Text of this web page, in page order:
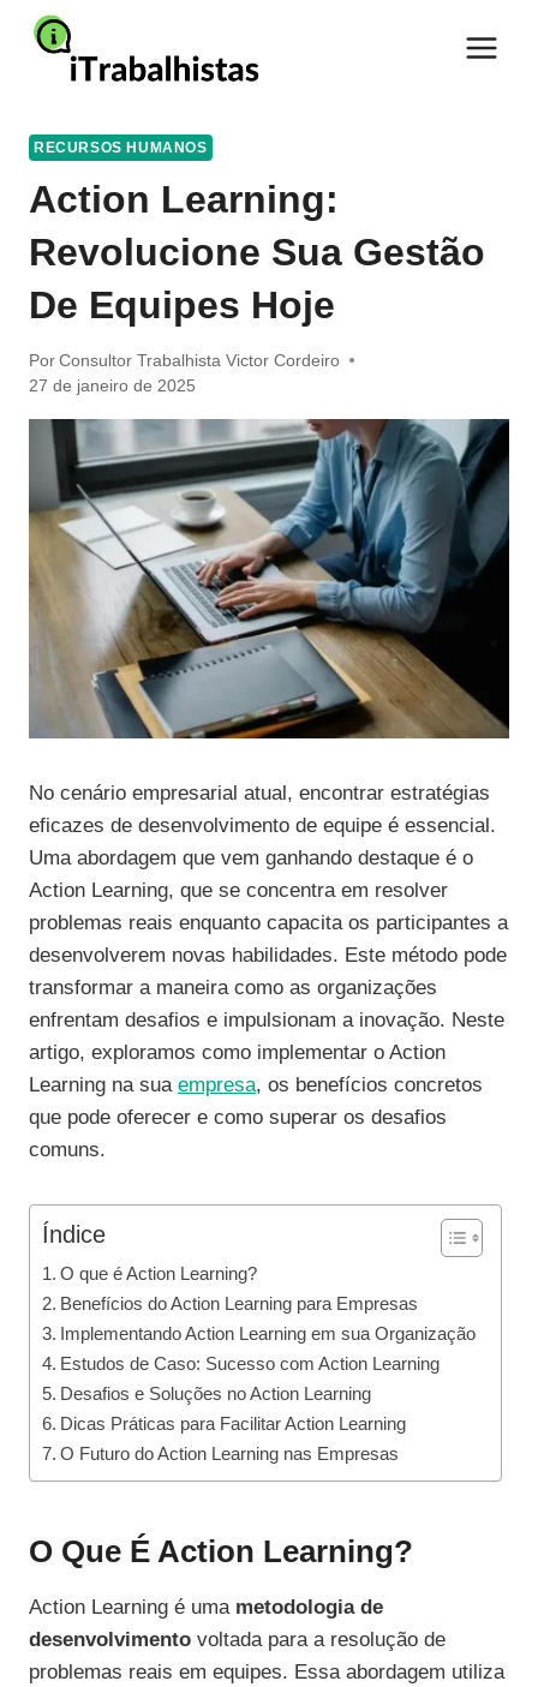
Pular
para
RECURSOS HUMANOS
Action Learning:
Revolucione Sua Gestão
De Equipes Hoje
Por Consultor Trabalhista Victor Cordeiro
27 de janeiro de 2025
No cenário empresarial atual, encontrar estratégias
eficazes de desenvolvimento de equipe é essencial.
Uma abordagem que vem ganhando destaque é o
Action Learning, que se concentra em resolver
problemas reais enquanto capacita os participantes a
desenvolverem novas habilidades. Este método pode
transformar a maneira como as organizações
enfrentam desafios e impulsionam a inovação. Neste
artigo, exploramos como implementar o Action
Learning na sua empresa, os benefícios concretos
que pode oferecer e como superar os desafios
comuns.
Índice
O que é Action Learning?
Benefícios do Action Learning para Empresas
Implementando Action Learning em sua Organização
Estudos de Caso: Sucesso com Action Learning
Desafios e Soluções no Action Learning
Dicas Práticas para Facilitar Action Learning
O Futuro do Action Learning nas Empresas
O Que É Action Learning?
Action Learning é uma metodologia de
desenvolvimento voltada para a resolução de
problemas reais em equipes. Essa abordagem utiliza